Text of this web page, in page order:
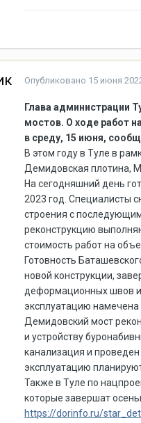
Опубликовано 15 июня
Глава администрации
мостов. О ходе работ
в среду, 15 июня,
В этом году в Туле в
Демидовская плотина,
На сегодняшний день
2023 год. Специалисты
строения с
реконструкцию
стоимость работ на
Готовность
новой конструкции,
деформационных швов и
эксплуатацию намечена
Демидовский мост
и устройству
канализация и
эксплуатацию
Также в Туле по
которые завершат
https://dorinfo.ru/